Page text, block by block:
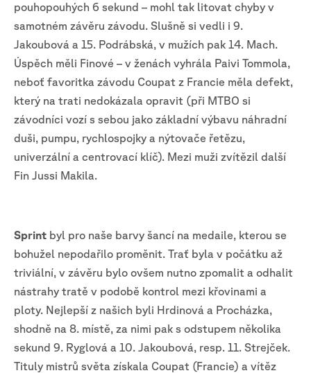
pouhopouhých 6 sekund – mohl tak litovat chyby v
samotném závěru závodu. Slušně si vedli i 9.
Jakoubová a 15. Podrábská, v mužích pak 14. Mach.
Úspěch měli Finové – v ženách vyhrála Paivi Tommola,
neboť favoritka závodu Coupat z Francie měla defekt,
který na trati nedokázala opravit (při MTBO si
závodníci vozí s sebou jako základní výbavu náhradní
duši, pumpu, rychlospojky a nýtovače řetězu,
univerzální a centrovací klíč). Mezi muži zvítězil další
Fin Jussi Makila.
Sprint byl pro naše barvy šancí na medaile, kterou se
bohužel nepodařilo proměnit. Trať byla v počátku až
triviální, v závěru bylo ovšem nutno zpomalit a odhalit
nástrahy tratě v podobě kontrol mezi křovinami a
ploty. Nejlepší z našich byli Hrdinová a Procházka,
shodně na 8. místě, za nimi pak s odstupem několika
sekund 9. Ryglová a 10. Jakoubová, resp. 11. Strejček.
Tituly mistrů světa získala Coupat (Francie) a vítěz